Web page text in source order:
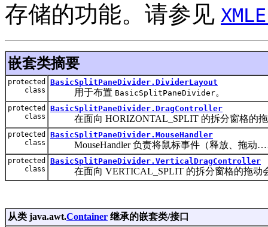
存储的功能。请参见
嵌套类摘要
protected
class
BasicSplitPaneDivider.DividerLayout
用于布置 BasicSplitPaneDivider。
protected
class
BasicSplitPaneDivider.DragController
在面向 HORIZONTAL_SPLIT 的拆分窗格的拖
protected
class
BasicSplitPaneDivider.MouseHandler
MouseHandler 负责将鼠标事件（释放、拖动
protected
class
BasicSplitPaneDivider.VerticalDragController
在面向 VERTICAL_SPLIT 的拆分窗格的拖动
从类 java.awt.Container 继承的嵌套类/接口